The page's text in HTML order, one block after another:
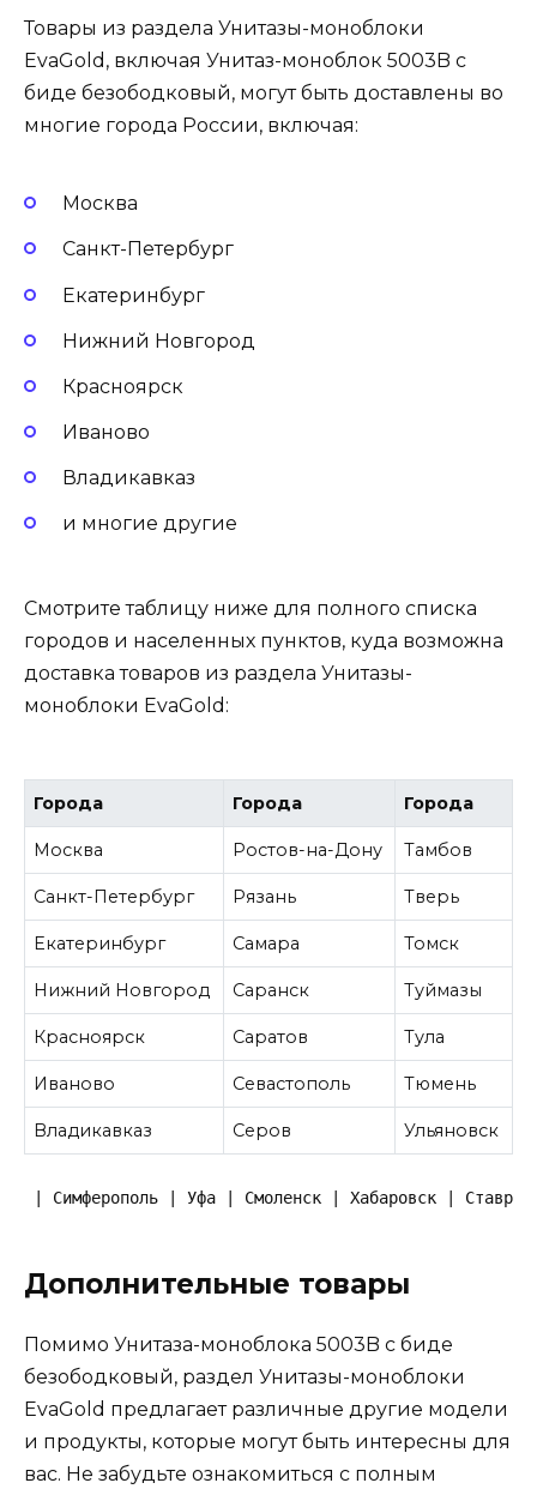
Товары из раздела Унитазы-моноблоки
EvaGold, включая Унитаз-моноблок 5003B с
биде безободковый, могут быть доставлены во
многие города России, включая:
Москва
Санкт-Петербург
Екатеринбург
Нижний Новгород
Красноярск
Иваново
Владикавказ
и многие другие
Смотрите таблицу ниже для полного списка
городов и населенных пунктов, куда возможна
доставка товаров из раздела Унитазы-
моноблоки EvaGold:
Города Города Города
Москва Ростов-на-Дону Тамбов
Санкт-Петербург Рязань Тверь
Екатеринбург Самара Томск
Нижний Новгород Саранск Туймазы
Красноярск Саратов Тула
Иваново Севастополь Тюмень
Владикавказ Серов Ульяновск
| Симферополь | Уфа | Смоленск | Хабаровск |
Дополнительные товары
Помимо Унитаза-моноблока 5003B с биде
безободковый, раздел Унитазы-моноблоки
EvaGold предлагает различные другие модели
и продукты, которые могут быть интересны для
вас. Не забудьте ознакомиться с полным